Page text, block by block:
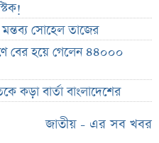
সতর্কবার্তা
আলম কোল্ড রোল্ড স্টিল
প্রথম চালান রপ্তানি
মন্তব্য সোহেল তাজের
সোহেল তাজের
বের হয়ে গেলেন ৪৪০০০
কড়া বার্তা বাংলাদেশের
জাতীয় - এর সব খবর